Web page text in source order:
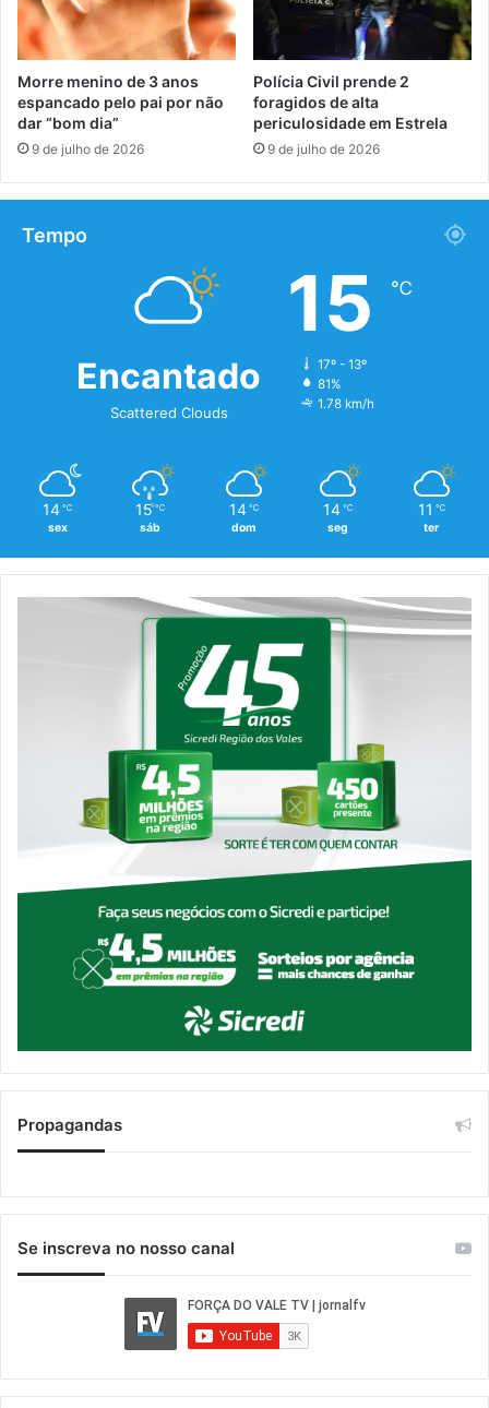
Morre menino de 3 anos
espancado pelo pai por não
dar “bom dia”
9 de julho de 2026
Polícia Civil prende 2
foragidos de alta
periculosidade em Estrela
9 de julho de 2026
Tempo
Encantado
Scattered Clouds
15 ℃
17º - 13º
81%
1.78 km/h
14 ℃
sex
15 ℃
sáb
14 ℃
dom
14 ℃
seg
11 ℃
ter
Propagandas
Se inscreva no nosso canal